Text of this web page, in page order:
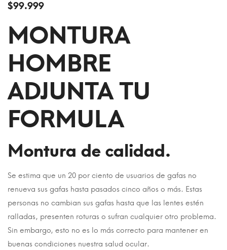
$99.999
MONTURA
HOMBRE
ADJUNTA TU
FORMULA
Montura de calidad.
Se estima que un 20 por ciento de usuarios de gafas no
renueva sus gafas hasta pasados cinco años o más. Estas
personas no cambian sus gafas hasta que las lentes estén
ralladas, presenten roturas o sufran cualquier otro problema.
Sin embargo, esto no es lo más correcto para mantener en
buenas condiciones nuestra salud ocular.